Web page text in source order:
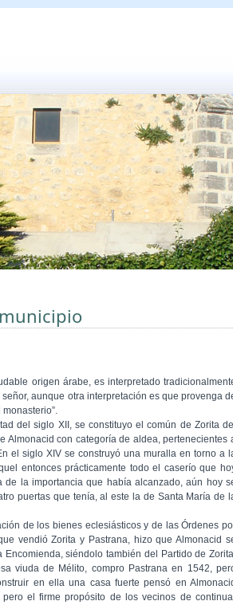
origen árabe, es interpretado
aunque otra interpretación es que provenga
monasterio”.
del siglo XII, se constituyo el común de Zorita del
Almonacid con categoría de aldea, pertenecientes
el siglo XIV se construyó una muralla en torno a
entonces prácticamente todo el caserío que
la importancia que había alcanzado, aún hoy
puertas que tenía, al este la de Santa María de
de los bienes eclesiásticos y de las Órdenes
vendió Zorita y Pastrana, hizo que Almonacid
Encomienda, siéndolo también del Partido de
viuda de Mélito, compro Pastrana en 1542,
en ella una casa fuerte pensó en
el firme propósito de los vecinos de